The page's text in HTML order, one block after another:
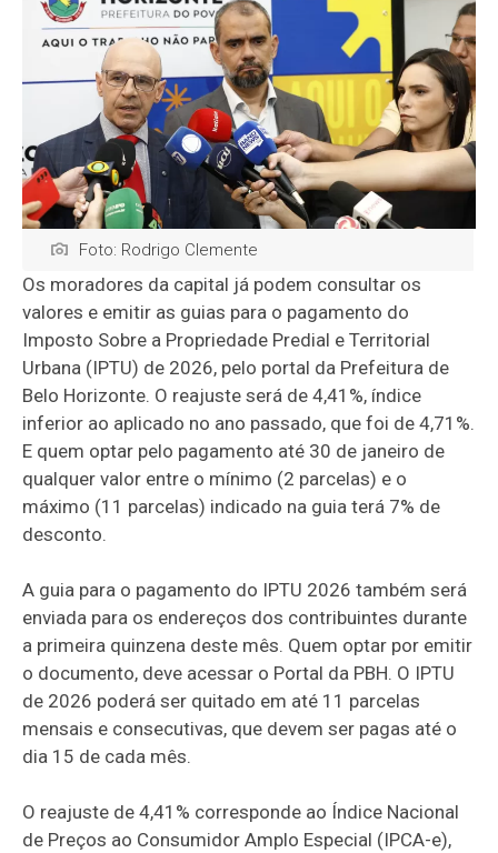
Foto: Rodrigo Clemente
Os moradores da capital já podem consultar os
valores e emitir as guias para o pagamento do
Imposto Sobre a Propriedade Predial e Territorial
Urbana (IPTU) de 2026, pelo portal da Prefeitura de
Belo Horizonte. O reajuste será de 4,41%, índice
inferior ao aplicado no ano passado, que foi de 4,71%.
E quem optar pelo pagamento até 30 de janeiro de
qualquer valor entre o mínimo (2 parcelas) e o
máximo (11 parcelas) indicado na guia terá 7% de
desconto.
A guia para o pagamento do IPTU 2026 também será
enviada para os endereços dos contribuintes durante
a primeira quinzena deste mês. Quem optar por emitir
o documento, deve acessar o Portal da PBH. O IPTU
de 2026 poderá ser quitado em até 11 parcelas
mensais e consecutivas, que devem ser pagas até o
dia 15 de cada mês.
O reajuste de 4,41% corresponde ao Índice Nacional
de Preços ao Consumidor Amplo Especial (IPCA-e),